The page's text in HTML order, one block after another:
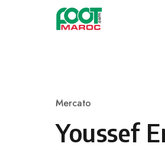
Skip to content
Category
Mercato
Youssef